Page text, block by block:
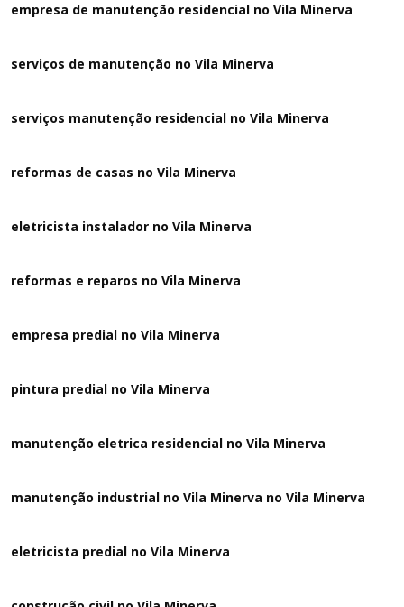
empresa de manutenção residencial no Vila Minerva
serviços de manutenção no Vila Minerva
serviços manutenção residencial no Vila Minerva
reformas de casas no Vila Minerva
eletricista instalador no Vila Minerva
reformas e reparos no Vila Minerva
empresa predial no Vila Minerva
pintura predial no Vila Minerva
manutenção eletrica residencial no Vila Minerva
manutenção industrial no Vila Minerva no Vila Minerva
eletricista predial no Vila Minerva